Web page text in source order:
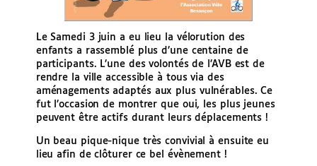
Le Samedi 3 juin a eu lieu la vélorution des
enfants a rassemblé plus d’une centaine de
participants. L’une des volontés de l’AVB est de
rendre la ville accessible à tous via des
aménagements adaptés aux plus vulnérables. Ce
fut l’occasion de montrer que oui, les plus jeunes
peuvent être actifs durant leurs déplacements !
Un beau pique-nique très convivial à ensuite eu
lieu afin de clôturer ce bel évènement !